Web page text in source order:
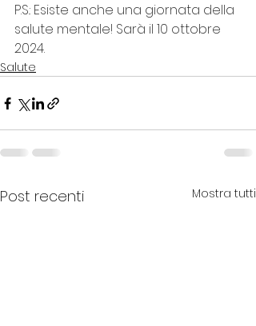
P.S.: Esiste anche una giornata della
salute mentale! Sarà il 10 ottobre
2024.
Salute
Post recenti Mostra tutti